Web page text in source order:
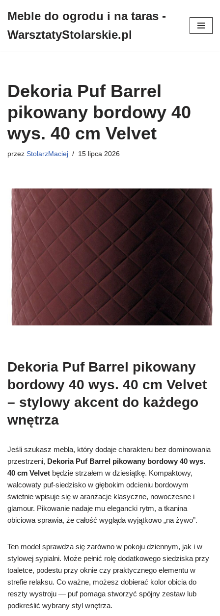
do
Meble do ogrodu i na taras -
WarsztatyStolarskie.pl
Dekoria Puf Barrel
pikowany bordowy 40
wys. 40 cm Velvet
przez StolarzMaciej 15 lipca 2026
Dekoria Puf Barrel pikowany
bordowy 40 wys. 40 cm Velvet
– stylowy akcent do każdego
wnętrza
Jeśli szukasz mebla, który dodaje charakteru bez dominowania
przestrzeni, Dekoria Puf Barrel pikowany bordowy 40 wys.
40 cm Velvet będzie strzałem w dziesiątkę. Kompaktowy,
walcowaty puf-siedzisko w głębokim odcieniu bordowym
świetnie wpisuje się w aranżacje klasyczne, nowoczesne i
glamour. Pikowanie nadaje mu elegancki rytm, a tkanina
obiciowa sprawia, że całość wygląda wyjątkowo „na żywo”.
Ten model sprawdza się zarówno w pokoju dziennym, jak i w
stylowej sypialni. Może pełnić rolę dodatkowego siedziska przy
toaletce, podestu przy oknie czy praktycznego elementu w
strefie relaksu. Co ważne, możesz dobierać kolor obicia do
reszty wystroju — puf pomaga stworzyć spójny zestaw lub
podkreślić wybrany styl wnętrza.